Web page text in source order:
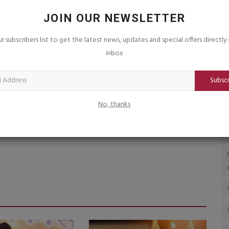
JOIN OUR NEWSLETTER
subscribers list to get the latest news, updates and special offers directly
inbox
No, thanks
ચોરીનો ભેદ ૧૧...
saurashtrabhoomi Aug 6, 2026 0